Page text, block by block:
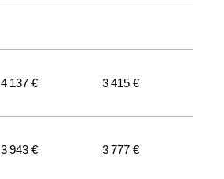
4 137 € 3 415 €
3 943 € 3 777 €